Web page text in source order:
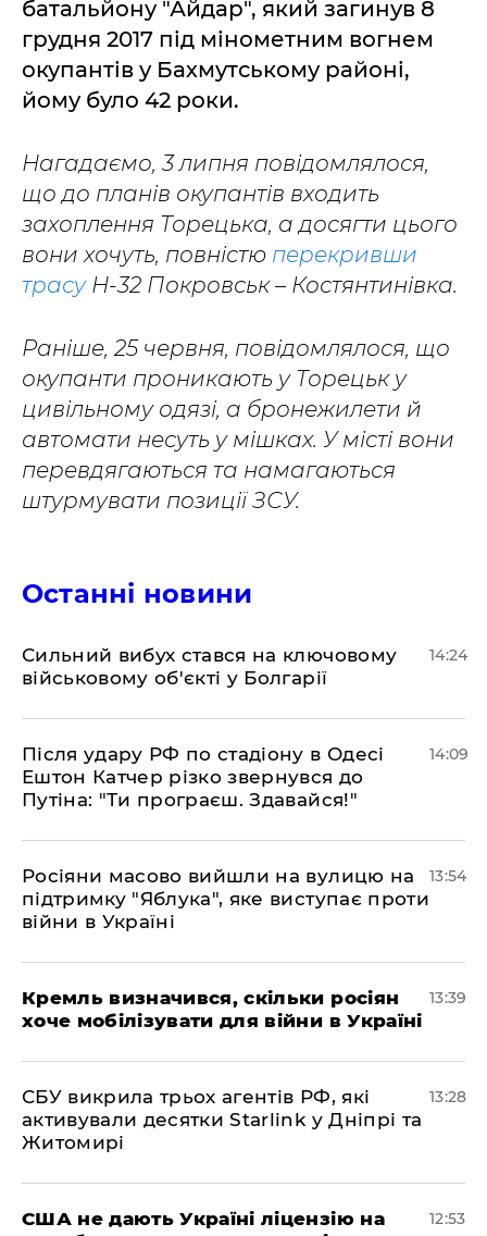
батальйону "Айдар", який загинув 8
грудня 2017 під мінометним вогнем
окупантів у Бахмутському районі,
йому було 42 роки.
Нагадаємо, 3 липня повідомлялося,
що до планів окупантів входить
захоплення Торецька, а досягти цього
вони хочуть, повністю перекривши
трасуН-32 Покровськ – Костянтинівка.
Раніше, 25 червня, повідомлялося, що
окупанти проникають у Торецьк у
цивільному одязі, а бронежилети й
автомати несуть у мішках. У місті вони
перевдягаються та намагаються
штурмувати позиції ЗСУ.
Останні новини
Сильний вибух стався на ключовому
військовому об'єкті у Болгарії
14:24
Після удару РФ по стадіону в Одесі
Ештон Катчер різко звернувся до
Путіна: "Ти програєш. Здавайся!"
14:09
Росіяни масово вийшли на вулицю на
підтримку "Яблука", яке виступає проти
війни в Україні
13:54
Кремль визначився, скільки росіян
хоче мобілізувати для війни в Україні
13:39
СБУ викрила трьох агентів РФ, які
активували десятки Starlink у Дніпрі та
Житомирі
13:28
США не дають Україні ліцензію на
12:53